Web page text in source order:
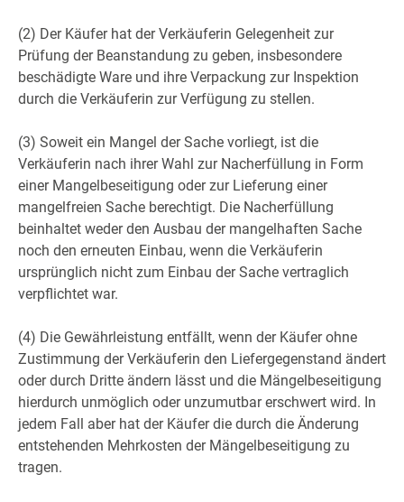
(2) Der Käufer hat der Verkäuferin Gelegenheit zur
Prüfung der Beanstandung zu geben, insbesondere
beschädigte Ware und ihre Verpackung zur Inspektion
durch die Verkäuferin zur Verfügung zu stellen.
(3) Soweit ein Mangel der Sache vorliegt, ist die
Verkäuferin nach ihrer Wahl zur Nacherfüllung in Form
einer Mangelbeseitigung oder zur Lieferung einer
mangelfreien Sache berechtigt. Die Nacherfüllung
beinhaltet weder den Ausbau der mangelhaften Sache
noch den erneuten Einbau, wenn die Verkäuferin
ursprünglich nicht zum Einbau der Sache vertraglich
verpflichtet war.
(4) Die Gewährleistung entfällt, wenn der Käufer ohne
Zustimmung der Verkäuferin den Liefergegenstand ändert
oder durch Dritte ändern lässt und die Mängelbeseitigung
hierdurch unmöglich oder unzumutbar erschwert wird. In
jedem Fall aber hat der Käufer die durch die Änderung
entstehenden Mehrkosten der Mängelbeseitigung zu
tragen.